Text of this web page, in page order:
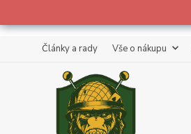
Články a rady Vše o nákupu